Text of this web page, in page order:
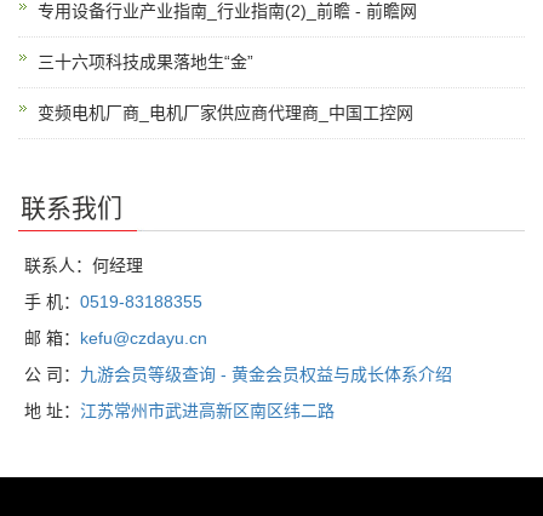
专用设备行业产业指南_行业指南(2)_前瞻 - 前瞻网
三十六项科技成果落地生“金”
变频电机厂商_电机厂家供应商代理商_中国工控网
联系我们
联系人：何经理
手 机： 0519-83188355
邮 箱： kefu@czdayu.cn
公 司： 九游会员等级查询 - 黄金会员权益与成长体系介绍
地 址： 江苏常州市武进高新区南区纬二路